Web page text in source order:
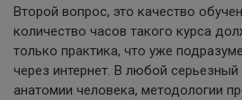
Второй вопрос, это качество
количество часов такого курса
только практика, что уже
через интернет. В любой
анатомии человека, методологии